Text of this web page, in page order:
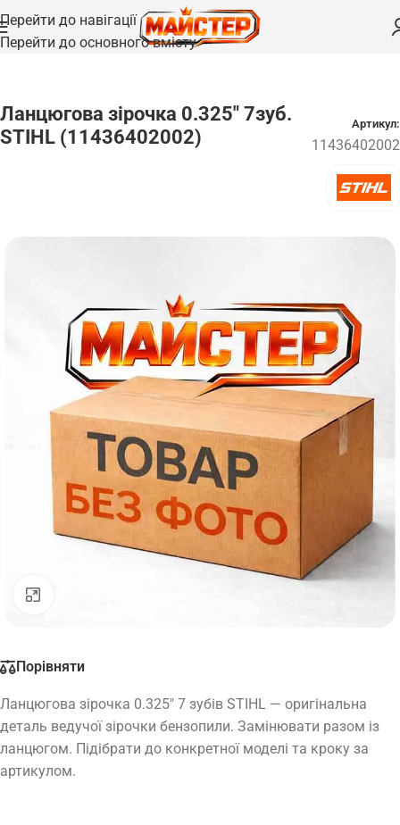
Перейти до навігації
Перейти до основного вмісту
Головна /Запчастини для ланцюгів
Ланцюгова зірочка 0.325″ 7зуб.
STIHL (11436402002)
Артикул:
11436402002
Порівняти
Ланцюгова зірочка 0.325″ 7 зубів STIHL — оригінальна
деталь ведучої зірочки бензопили. Замінювати разом із
ланцюгом. Підібрати до конкретної моделі та кроку за
артикулом.